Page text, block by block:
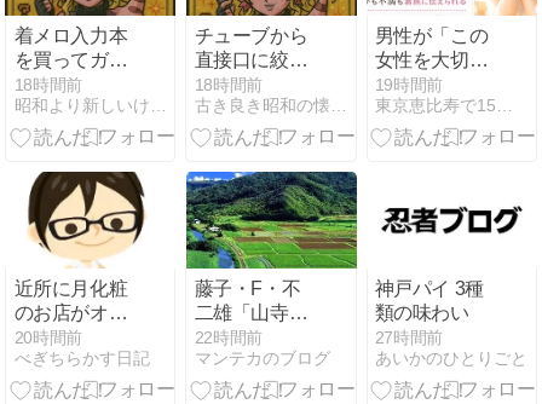
着メロ入力本
を買ってガラ
ケーをポチポ
チ！休日をす
べて費やした
ち着メロ」あ
るある
18時間前
昭和より新しいけど懐かしい平成の話
チューブから
直接口に絞り
出す背徳感──
昭和の駄菓子
「チューブ入
ト」が忘れら
れない理由
18時間前
古き良き昭和の懐かしい話
男性が「この
女性を大切に
したい」と思
うのは、愛情
がちゃんと伝
19時間前
東京恵比寿で15年、成婚率51.6％のハッピーカムカム
近所に月化粧
のお店がオー
プンしました
20時間前
べぎちらかす日記
藤子・F・不
二雄「山寺グ
ラフィティ」
22時間前
マンテカのブログ
神戸パイ 3種
類の味わい
27時間前
あいかのひとりごと